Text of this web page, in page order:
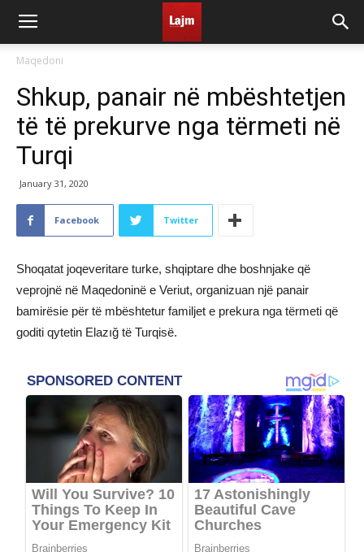
Maqedoni
Shkup, panair në mbështetjen
të të prekurve nga tërmeti në
Turqi
January 31, 2020
Facebook Twitter
Shoqatat joqeveritare turke, shqiptare dhe boshnjake që
veprojnë në Maqedoninë e Veriut, organizuan një panair
bamirësie për të mbështetur familjet e prekura nga tërmeti që
goditi qytetin Elazığ të Turqisë.